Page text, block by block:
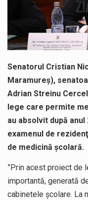
Senatorul Cristian
Maramureș),
Adrian Streinu
lege care permite
au absolvit după
examenul de
de medicină şcolară.
”Prin acest proiect de
importantă, generată
cabinetele școlare. La